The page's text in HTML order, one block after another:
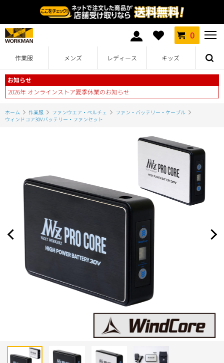
0
作業服 メンズ レディース キッズ
お知らせ
2026年 オンラインストア夏季休業のお知らせ
ホーム 作業服 ファンウエア・ペルチェ
ファン・バッテリー・ケーブル
ウィンドコア30Vバッテリー・ファンセット